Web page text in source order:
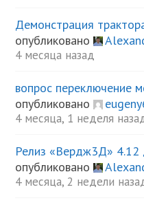
Демонстрация
опубликовано
4 месяца назад
вопрос переключение
опубликовано
4 месяца, 1 неделя
Релиз «Вердж3Д»
опубликовано
4 месяца, 2 недели